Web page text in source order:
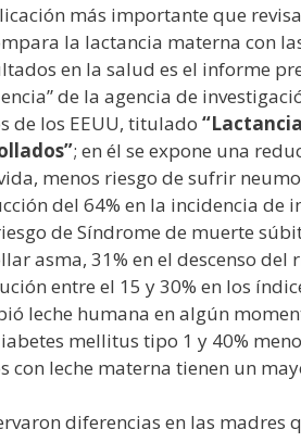
más importante que
la lactancia materna con
en la salud es el informe
de la agencia de
de los EEUU, titulado
; en él se expone una
menos riesgo de sufrir
del 64% en la incidencia de
de Síndrome de muerte
asma, 31% en el descenso
entre el 15 y 30% en los
leche humana en algún
mellitus tipo 1 y 40%
con leche materna tienen un
diferencias en las madres